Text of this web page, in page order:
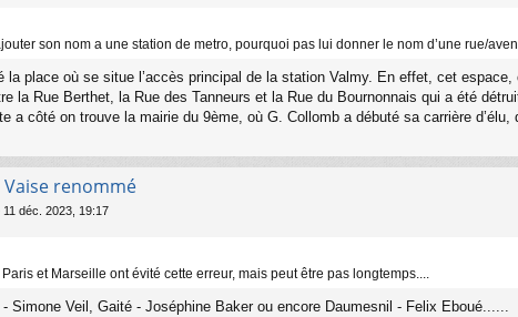
son nom a une station de metro, pourquoi pas lui donner le nom d’une rue/
la place où se situe l’accès principal de la station Valmy. En effet, cet
la Rue Berthet, la Rue des Tanneurs et la Rue du Bournonnais qui a été
a côté on trouve la mairie du 9ème, où G. Collomb a débuté sa carrière
Vaise renommé
11 déc. 2023, 19:17
et Marseille ont évité cette erreur, mais peut être pas longtemps....
- Simone Veil, Gaité - Joséphine Baker ou encore Daumesnil - Felix Eboué......